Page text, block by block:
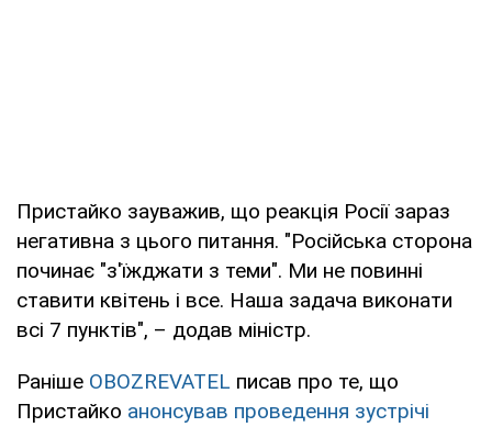
Пристайко зауважив, що реакція Росії зараз
негативна з цього питання. "Російська сторона
починає "з'їжджати з теми". Ми не повинні
ставити квітень і все. Наша задача виконати
всі 7 пунктів", – додав міністр.
Раніше OBOZREVATEL писав про те, що
Пристайко анонсував проведення зустрічі